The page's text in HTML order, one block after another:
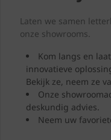
Laten we samen
onze showrooms.
Kom langs en
innovatieve
Bekijk ze, neem ze
Onze
deskundig advies.
Neem uw